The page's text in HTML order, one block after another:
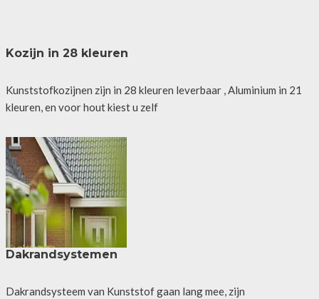
Kozijn in 28 kleuren
Kunststofkozijnen zijn in 28 kleuren leverbaar , Aluminium in 21
kleuren, en voor hout kiest u zelf
Dakrandsystemen
Dakrandsysteem van Kunststof gaan lang mee, zijn